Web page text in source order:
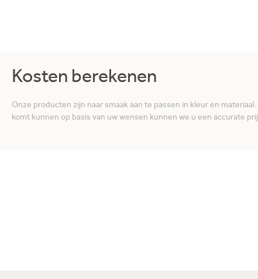
Kosten berekenen
Onze producten zijn naar smaak aan te passen in kleur en materiaal.
komt kunnen op basis van uw wensen kunnen we u een accurate